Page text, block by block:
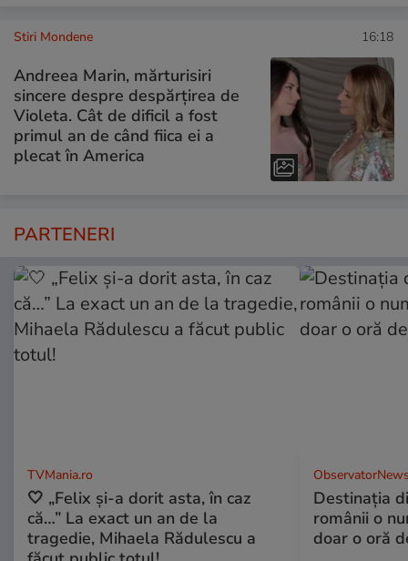
Stiri Mondene 16:18
Andreea Marin, mărturisiri
sincere despre despărțirea de
Violeta. Cât de dificil a fost
primul an de când fiica ei a
plecat în America
PARTENERI
TVMania.ro
🤍 „Felix și-a dorit asta, în caz
că…” La exact un an de la
tragedie, Mihaela Rădulescu a
Destinaţia
românii o
doar o oră